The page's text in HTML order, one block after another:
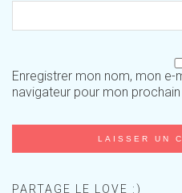
Enregistrer mon nom, mon e-
navigateur pour mon
PARTAGE LE LOVE :)